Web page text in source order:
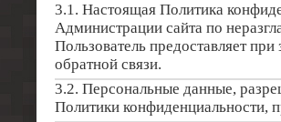
3.1. Настоящая Политика
Администрации сайта по
Пользователь предоставляет
обратной связи.
3.2. Персональные данные,
Политики конфиденциальности,